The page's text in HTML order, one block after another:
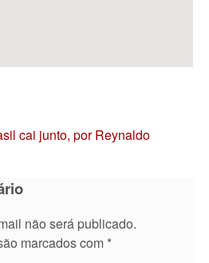
cai junto, por Reynaldo
não será publicado.
marcados com *